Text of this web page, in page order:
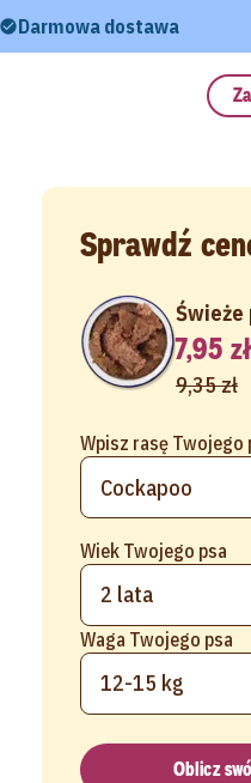
Darmowa dostawa
Sprawdź
Wpisz rasę Twojego
Wiek Twojego psa
2 lata
Waga Twojego psa
12-15 kg
Świeże
7,95 zł
9,35 zł
Oblicz